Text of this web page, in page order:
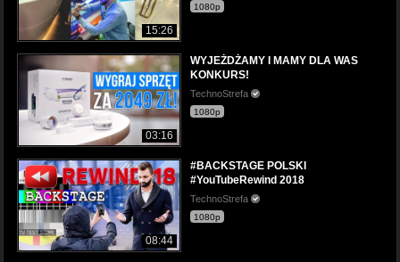
15:26
1080p
03:16
WYJEŻDŻAMY I MAMY DLA WAS
KONKURS!
TechnoStrefa
1080p
08:44
#BACKSTAGE POLSKI
#YouTubeRewind 2018
TechnoStrefa
1080p